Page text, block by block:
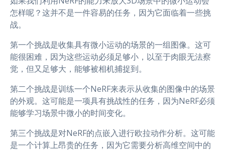
怎样呢？这并不是一件容易的任务，因为它面临着一些挑
战。
第一个挑战是收集具有微小运动的场景的一组图像。这可
能很困难，因为这些运动必须足够小，以至于肉眼无法察
觉，但又足够大，能够被相机捕捉到。
第二个挑战是训练一个NeRF来表示从收集的图像中的场景
的外观。这可能是一项具有挑战性的任务，因为NeRF必须
能够学习场景中微小的时间变化。
第三个挑战是对NeRF的点嵌入进行欧拉动作分析。这可能
是一个计算上昂贵的任务，因为它需要分析高维空间中的